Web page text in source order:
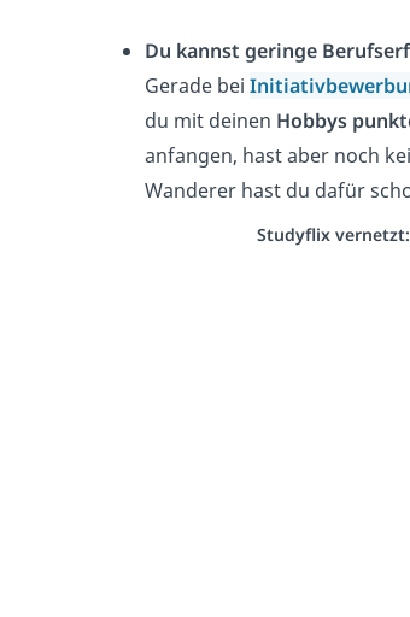
Du kannst geringe
Gerade bei
du mit deinen Hobbys
anfangen, hast aber noch
Wanderer hast du dafür
Studyflix